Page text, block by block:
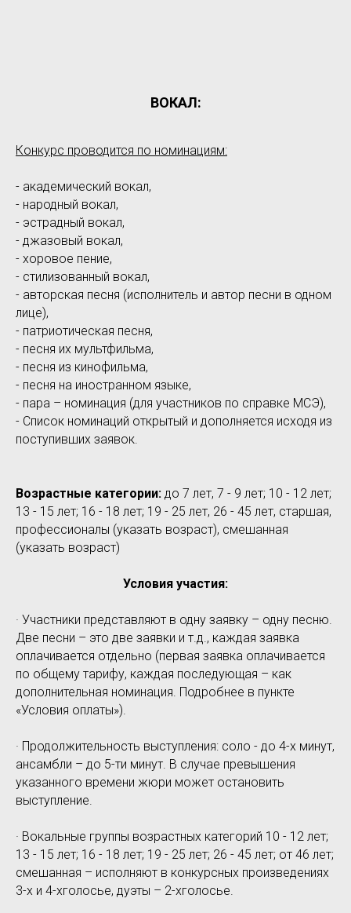
ВОКАЛ:
Конкурс проводится по номинациям:
- академический вокал,
- народный вокал,
- эстрадный вокал,
- джазовый вокал,
- хоровое пение,
- стилизованный вокал,
- авторская песня (исполнитель и автор песни в одном
лице),
- патриотическая песня,
- песня их мультфильма,
- песня из кинофильма,
- песня на иностранном языке,
- пара – номинация (для участников по справке МСЭ),
- Список номинаций открытый и дополняется исходя из
поступивших заявок.
Возрастные категории: до 7 лет, 7 - 9 лет; 10 - 12 лет;
13 - 15 лет; 16 - 18 лет; 19 - 25 лет, 26 - 45 лет, старшая,
профессионалы (указать возраст), смешанная
(указать возраст)
Условия участия:
· Участники представляют в одну заявку – одну песню.
Две песни – это две заявки и т.д., каждая заявка
оплачивается отдельно (первая заявка оплачивается
по общему тарифу, каждая последующая – как
дополнительная номинация. Подробнее в пункте
«Условия оплаты»).
· Продолжительность выступления: соло - до 4-х минут,
ансамбли – до 5-ти минут. В случае превышения
указанного времени жюри может остановить
выступление.
· Вокальные группы возрастных категорий 10 - 12 лет;
13 - 15 лет; 16 - 18 лет; 19 - 25 лет; 26 - 45 лет; от 46 лет;
смешанная – исполняют в конкурсных произведениях
3-х и 4-хголосье, дуэты – 2-хголосье.